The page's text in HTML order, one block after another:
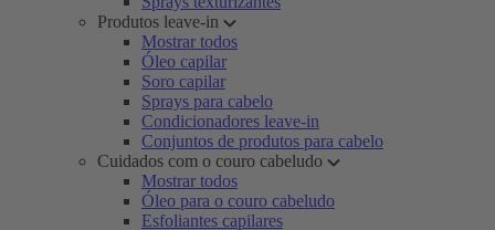
Produtos leave-in
Mostrar todos
Óleo capilar
Soro capilar
Sprays para cabelo
Condicionadores leave-in
Conjuntos de produtos para cabelo
Cuidados com o couro cabeludo
Mostrar todos
Óleo para o couro cabeludo
Esfoliantes capilares